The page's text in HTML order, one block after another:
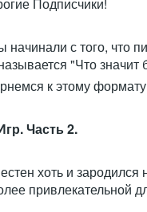
начинали с того, что
"Что
к этому
Часть 2.
хоть и